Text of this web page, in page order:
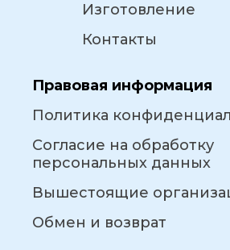
Изготовление
Контакты
Правовая информация
Политика
Согласие на обработку
персональных данных
Вышестоящие
Обмен и возврат